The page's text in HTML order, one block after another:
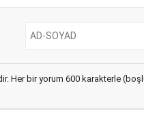
Her bir yorum 600 karakterle